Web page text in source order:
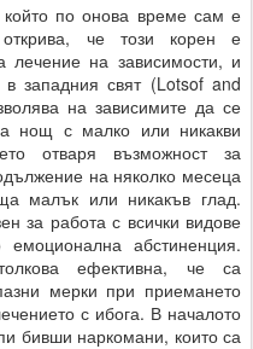
по онова време сам е
че този корен е
лечение на зависимости, и
западния свят (Lotsof and
на зависимите да се
нощ с малко или никакви
отваря възможност за
на няколко месеца
малък или никакъв глад.
за работа с всички видове
абстиненция.
ефективна, че са
мерки при приемането
с ибога. В началото
бивши наркомани, които са